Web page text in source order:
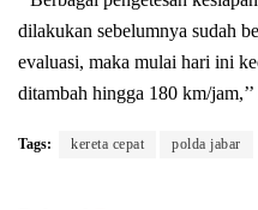
dilakukan sebelumnya sudah
evaluasi, maka mulai hari ini
ditambah hingga 180 km/
Tags: kereta cepat polda jabar